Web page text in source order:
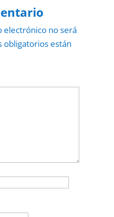
electrónico no será
obligatorios están